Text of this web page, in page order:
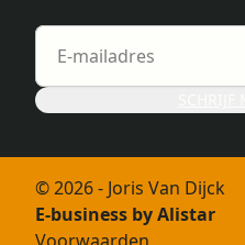
© 2026 - Joris Van Dijck
E-business by Alistar